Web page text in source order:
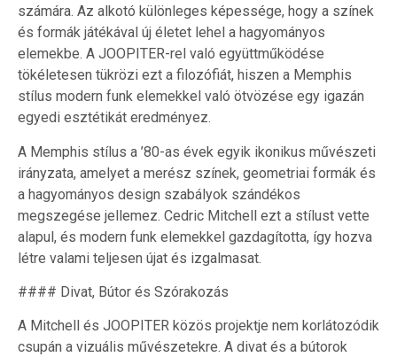
számára. Az alkotó különleges képessége, hogy a színek
és formák játékával új életet lehel a hagyományos
elemekbe. A JOOPITER-rel való együttműködése
tökéletesen tükrözi ezt a filozófiát, hiszen a Memphis
stílus modern funk elemekkel való ötvözése egy igazán
egyedi esztétikát eredményez.
A Memphis stílus a ’80-as évek egyik ikonikus művészeti
irányzata, amelyet a merész színek, geometriai formák és
a hagyományos design szabályok szándékos
megszegése jellemez. Cedric Mitchell ezt a stílust vette
alapul, és modern funk elemekkel gazdagította, így hozva
létre valami teljesen újat és izgalmasat.
#### Divat, Bútor és Szórakozás
A Mitchell és JOOPITER közös projektje nem korlátozódik
csupán a vizuális művészetekre. A divat és a bútorok